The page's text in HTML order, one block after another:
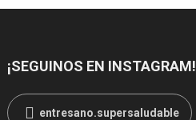
¡SEGUINOS EN INSTAGRAM!
entresano.supersaludable